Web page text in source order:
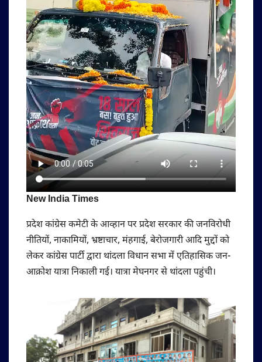
New India Times
प्रदेश कांग्रेस कमेटी के आव्हान पर प्रदेश सरकार की जनविरोधी
नीतियों, नाकामियों, भ्रष्टाचार, मंहगाई, बेरोजगारी आदि मुद्दों को
लेकर कांग्रेस पार्टी द्वारा थांदला विधान सभा में एतिहासिक जन-
आक्रोश यात्रा निकाली गई। यात्रा मेघनगर से थांदला पहुंची।